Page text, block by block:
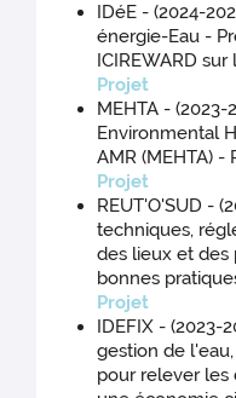
IDéE - (2024-
énergie-Eau -
ICIREWARD
Projet
MEHTA -
Environmental
AMR (MEHTA)
Projet
REUT'O'SUD -
techniques,
des lieux et des
bonnes
Projet
IDEFIX - (2023-
gestion de
pour relever les